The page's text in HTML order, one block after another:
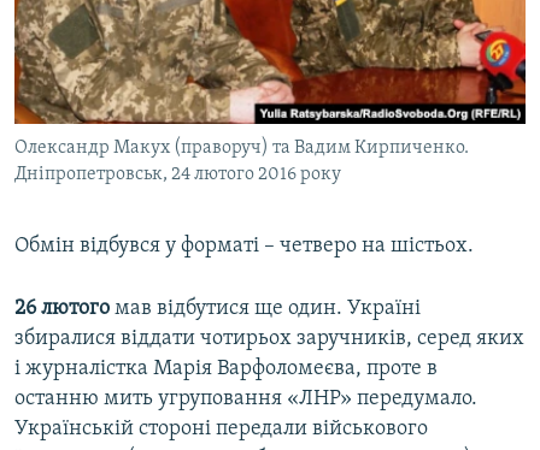
Олександр Макух (праворуч) та Вадим Кирпиченко.
Дніпропетровськ, 24 лютого 2016 року
Обмін відбувся у форматі – четверо на шістьох.
26 лютого мав відбутися ще один. Україні
збиралися віддати чотирьох заручників, серед яких
і журналістка Марія Варфоломеєва, проте в
останню мить угруповання «ЛНР» передумало.
Українській стороні передали військового